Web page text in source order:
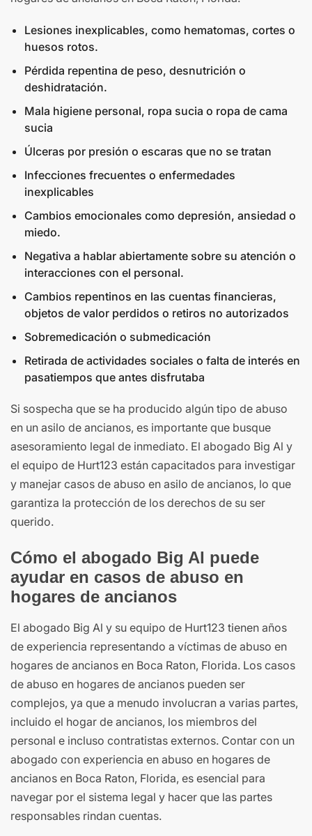
Lesiones inexplicables, como hematomas, cortes o
huesos rotos.
Pérdida repentina de peso, desnutrición o
deshidratación.
Mala higiene personal, ropa sucia o ropa de cama
sucia
Úlceras por presión o escaras que no se tratan
Infecciones frecuentes o enfermedades
inexplicables
Cambios emocionales como depresión, ansiedad o
miedo.
Negativa a hablar abiertamente sobre su atención o
interacciones con el personal.
Cambios repentinos en las cuentas financieras,
objetos de valor perdidos o retiros no autorizados
Sobremedicación o submedicación
Retirada de actividades sociales o falta de interés en
pasatiempos que antes disfrutaba
Si sospecha que se ha producido algún tipo de abuso
en un asilo de ancianos, es importante que busque
asesoramiento legal de inmediato. El abogado Big Al y
el equipo de Hurt123 están capacitados para investigar
y manejar casos de abuso en asilo de ancianos, lo que
garantiza la protección de los derechos de su ser
querido.
Cómo el abogado Big Al puede
ayudar en casos de abuso en
hogares de ancianos
El abogado Big Al y su equipo de Hurt123 tienen años
de experiencia representando a víctimas de abuso en
hogares de ancianos en Boca Raton, Florida. Los casos
de abuso en hogares de ancianos pueden ser
complejos, ya que a menudo involucran a varias partes,
incluido el hogar de ancianos, los miembros del
personal e incluso contratistas externos. Contar con un
abogado con experiencia en abuso en hogares de
ancianos en Boca Raton, Florida, es esencial para
navegar por el sistema legal y hacer que las partes
responsables rindan cuentas.